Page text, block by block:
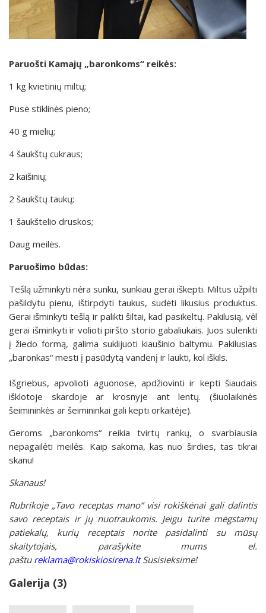
Paruošti Kamajų „baronkoms“ reikės:
1 kg kvietinių miltų;
Pusė stiklinės pieno;
40 g mielių;
4 šaukštų cukraus;
2 kaišinių;
2 šaukštų taukų;
1 šaukštelio druskos;
Daug meilės.
Paruošimo būdas:
Tešlą užminkyti nėra sunku, sunkiau gerai iškepti. Miltus užpilti
pašildytu pienu, ištirpdyti taukus, sudėti likusius produktus.
Gerai išminkyti tešlą ir palikti šiltai, kad pasikeltų. Pakilusią, vėl
gerai išminkyti ir volioti piršto storio gabaliukais. Juos sulenkti
į žiedo formą, galima suklijuoti kiaušinio baltymu. Pakilusias
„baronkas“ mesti į pasūdytą vandenį ir laukti, kol iškils.
Išgriebus, apvolioti aguonose, apdžiovinti ir kepti šiaudais
išklotoje skardoje ar krosnyje ant lentų. (šiuolaikinės
šeimininkės ar šeimininkai gali kepti orkaitėje).
Geroms „baronkoms“ reikia tvirtų rankų, o svarbiausia
nepagailėti meilės. Kaip sakoma, kas nuo širdies, tas tikrai
skanu!
Skanaus!
Rubrikoje „Tavo receptas mano“ visi rokiškėnai gali dalintis
savo receptais ir jų nuotraukomis. Jeigu turite mėgstamų
patiekalų, kurių receptais norite pasidalinti su mūsų
skaitytojais, parašykite mums el.
paštu reklama@rokiskiosirena.ltSusisieksime!
Galerija (3)